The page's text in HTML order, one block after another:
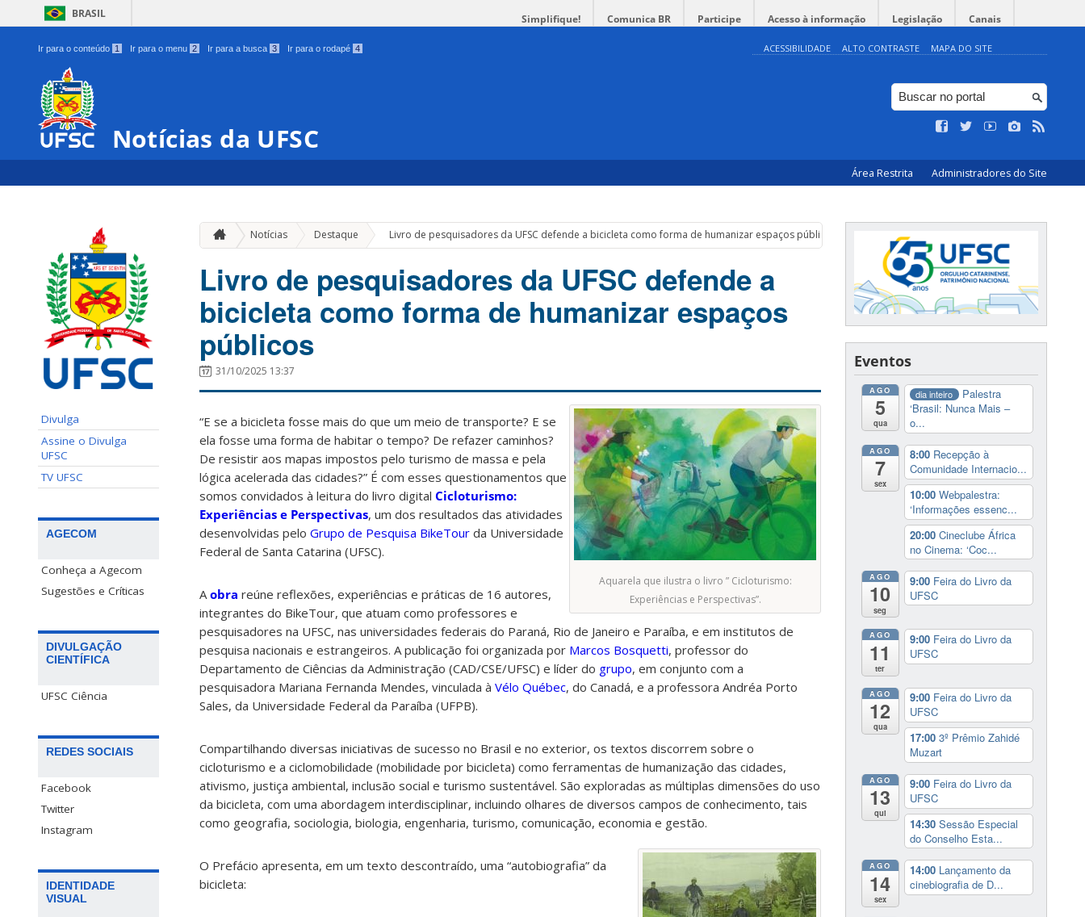
BRASIL Simplifique! Comunica BR Participe Acesso à informação Legislação Canais
Ir para o conteúdo 1 Ir para o menu 2 Ir para a busca 3 Ir para o rodapé 4 ACESSIBILIDADE ALTO CONTRASTE MAPA DO SITE
Notícias da UFSC
Área Restrita Administradores do Site
Divulga
Assine o Divulga
UFSC
TV UFSC
AGECOM
Conheça a Agecom
Sugestões e Críticas
DIVULGAÇÃO
CIENTÍFICA
UFSC Ciência
REDES SOCIAIS
Facebook
Twitter
Instagram
IDENTIDADE
VISUAL
Notícias Destaque » Livro de pesquisadores da UFSC defende a bicicleta como forma de humanizar espaços públicos
Livro de pesquisadores da UFSC defende a
bicicleta como forma de humanizar espaços
públicos
31/10/2025 13:37
Aquarela que ilustra o livro ” Cicloturismo:
Experiências e Perspectivas”.
“E se a bicicleta fosse mais do que um meio de transporte? E se
ela fosse uma forma de habitar o tempo? De refazer caminhos?
De resistir aos mapas impostos pelo turismo de massa e pela
lógica acelerada das cidades?” É com esses questionamentos que
somos convidados à leitura do livro digital Cicloturismo:
Experiências e Perspectivas, um dos resultados das atividades
desenvolvidas pelo Grupo de Pesquisa BikeTour da Universidade
Federal de Santa Catarina (UFSC).
Aobra reúne reflexões, experiências e práticas de 16 autores,
integrantes do BikeTour, que atuam como professores e
pesquisadores na UFSC, nas universidades federais do Paraná, Rio de Janeiro e Paraíba, e em institutos de
pesquisa nacionais e estrangeiros. A publicação foi organizada por Marcos Bosquetti, professor do
Departamento de Ciências da Administração (CAD/CSE/UFSC) e líder do grupo, em conjunto com a
pesquisadora Mariana Fernanda Mendes, vinculada à Vélo Québec, do Canadá, e a professora Andréa Porto
Sales, da Universidade Federal da Paraíba (UFPB).
Compartilhando diversas iniciativas de sucesso no Brasil e no exterior, os textos discorrem sobre o
cicloturismo e a ciclomobilidade (mobilidade por bicicleta) como ferramentas de humanização das cidades,
ativismo, justiça ambiental, inclusão social e turismo sustentável. São exploradas as múltiplas dimensões do uso
da bicicleta, com uma abordagem interdisciplinar, incluindo olhares de diversos campos de conhecimento, tais
como geografia, sociologia, biologia, engenharia, turismo, comunicação, economia e gestão.
O Prefácio apresenta, em um texto descontraído, uma “autobiografia” da
bicicleta:
Eventos
AGO
5
qua
dia inteiro
Palestra
‘Brasil: Nunca Mais –
o...
AGO
7
sex
8:00 Recepção à
Comunidade Internacio...
10:00 Webpalestra:
‘Informações essenc...
20:00 Cineclube África
no Cinema: ‘Coc...
AGO
10
seg
9:00 Feira do Livro da
UFSC
AGO
11
ter
9:00 Feira do Livro da
UFSC
AGO
12
qua
9:00 Feira do Livro da
UFSC
17:00 3º Prêmio Zahidé
Muzart
AGO
13
qui
9:00 Feira do Livro da
UFSC
14:30 Sessão Especial
do Conselho Esta...
AGO
14
sex
14:00 Lançamento da
cinebiografia de D...